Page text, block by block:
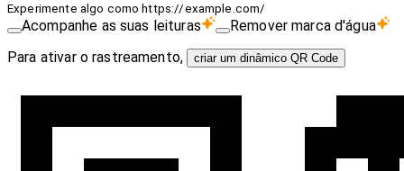
Experimente algo como https://example.com/
Acompanhe as suas leituras
Remover marca d'água
Para ativar o rastreamento,
criar um dinâmico QR Code